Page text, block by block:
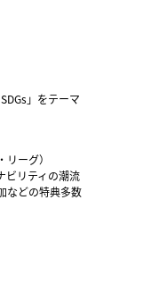
」をテーマ
ーグ）
ビリティの潮流
などの特典多数